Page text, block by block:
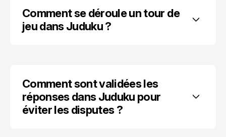
Comment se déroule un tour de
jeu dans Juduku ?
Comment sont validées les
réponses dans Juduku pour
éviter les disputes ?